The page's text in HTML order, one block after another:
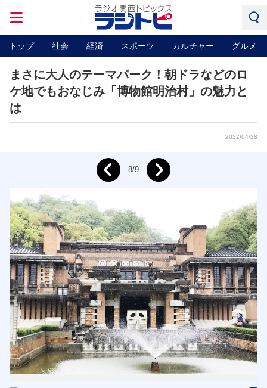
トップ 社会 経済 スポーツ カルチャー グルメ
まさに大人のテーマパーク！朝ドラなどのロ
ケ地でもおなじみ「博物館明治村」の魅力と
は
2022/04/28
Prev 8/9 Next